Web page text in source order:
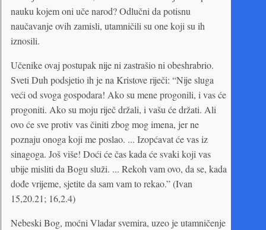
nauku kojem oni uče narod? Odlučni da potisnu
naučavanje ovih zamisli, utamničili su one koji su ih
iznosili.
Učenike ovaj postupak nije ni zastrašio ni obeshrabrio.
Sveti Duh podsjetio ih je na Kristove riječi: “Nije sluga
veći od svoga gospodara! Ako su mene progonili, i vas će
progoniti. Ako su moju riječ držali, i vašu će držati. Ali
ovo će sve protiv vas činiti zbog mog imena, jer ne
poznaju onoga koji me poslao. ... Izopćavat će vas iz
sinagoga. Još više! Doći će čas kada će svaki koji vas
ubije misliti da Bogu služi. ... Rekoh vam ovo, da se, kada
dođe vrijeme, sjetite da sam vam to rekao.” (Ivan
15,20.21; 16,2.4)
Nebeski Bog, moćni Vladar svemira, uzeo je utamničenje